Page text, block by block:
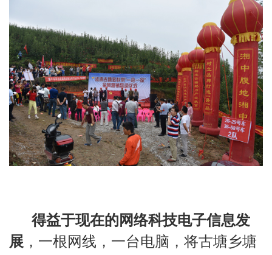
得益于现在的网络科技电子信息发
展 ，一根网线，一台电脑，将古塘乡塘